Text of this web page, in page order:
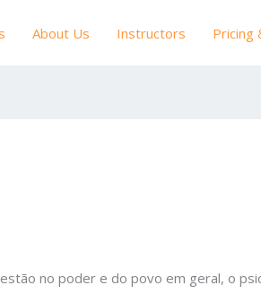
About Us Instructors Pricing
no poder e do povo em geral, o